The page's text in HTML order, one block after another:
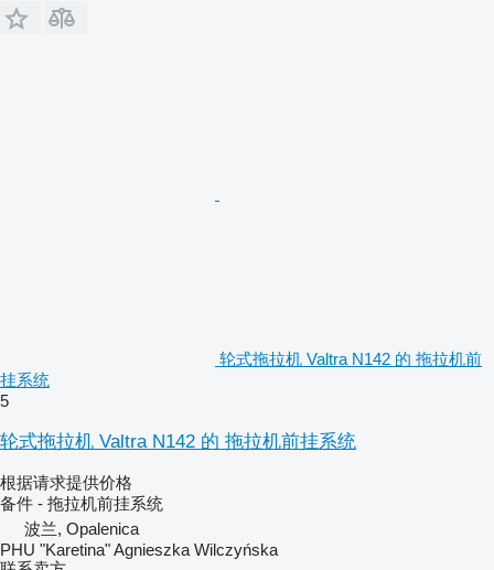
轮式拖拉机 Valtra N142 的 拖拉机前
挂系统
5
轮式拖拉机 Valtra N142 的 拖拉机前挂系统
根据请求提供价格
备件 - 拖拉机前挂系统
波兰, Opalenica
PHU "Karetina" Agnieszka Wilczyńska